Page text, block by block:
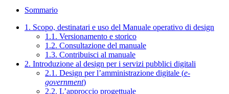
Sommario
1. Scopo, destinatari e uso del Manuale operativo di design
1.1. Versionamento e storico
1.2. Consultazione del manuale
1.3. Contribuisci al manuale
2. Introduzione al design per i servizi pubblici digitali
2.1. Design per l’amministrazione digitale (e-
government)
2.2. L’approccio progettuale